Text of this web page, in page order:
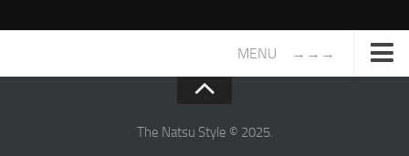
MENU →→→
The Natsu Style © 2025.